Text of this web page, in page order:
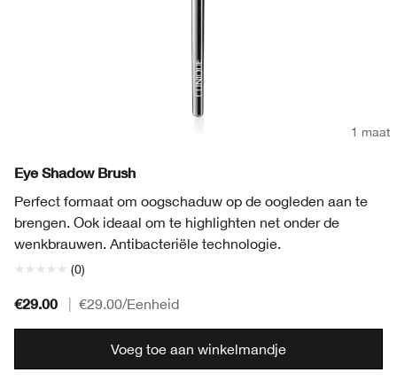
1 maat
Eye Shadow Brush
Perfect formaat om oogschaduw op de oogleden aan te
brengen. Ook ideaal om te highlighten net onder de
wenkbrauwen. Antibacteriële technologie.
(0)
€29.00 €29.00/Eenheid
Voeg toe aan winkelmandje